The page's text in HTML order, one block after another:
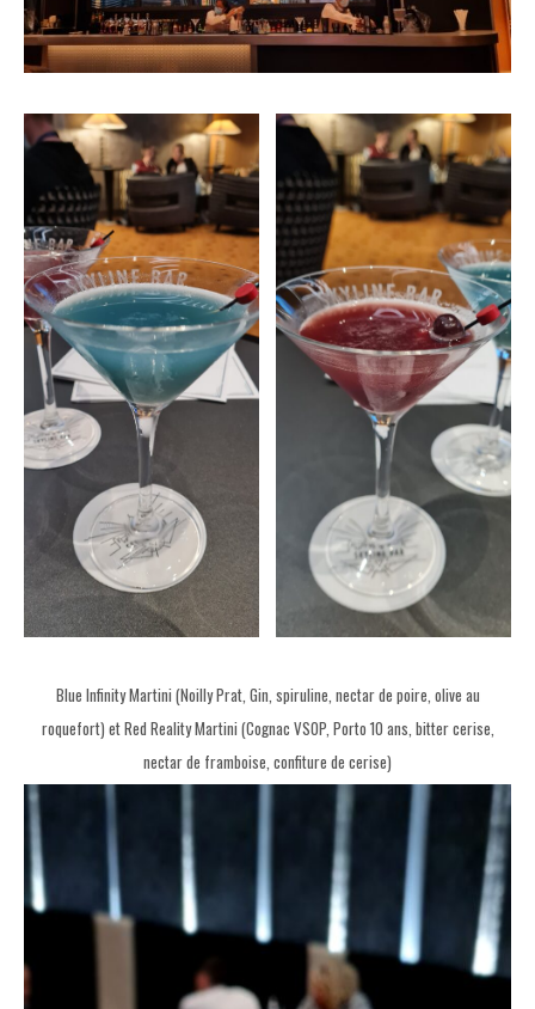
Blue Infinity Martini (Noilly Prat, Gin, spiruline, nectar de poire, olive au
roquefort) et Red Reality Martini (Cognac VSOP, Porto 10 ans, bitter cerise,
nectar de framboise, confiture de cerise)